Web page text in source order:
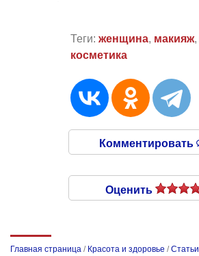
Теги: женщина, макияж,
косметика
Комментировать
Оценить
Главная страница / Красота и здоровье /Статьи